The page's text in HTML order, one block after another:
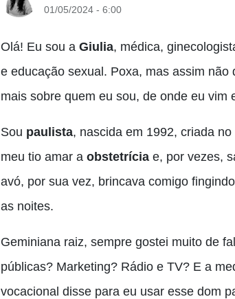
01/05/2024 - 6:00
Olá! Eu sou a Giulia, médica,
e educação sexual. Poxa, mas assim
mais sobre quem eu sou, de onde eu vim
Sou paulista, nascida em 1992, criada
meu tio amar a obstetrícia e, por vezes,
avó, por sua vez, brincava comigo
as noites.
Geminiana raiz, sempre gostei muito de
públicas? Marketing? Rádio e TV? E a
vocacional disse para eu usar esse dom